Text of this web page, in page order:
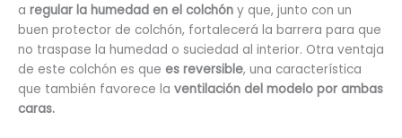
a regular la humedad en el colchón y que, junto con un
buen protector de colchón, fortalecerá la barrera para que
no traspase la humedad o suciedad al interior. Otra ventaja
de este colchón es que es reversible, una característica
que también favorece la ventilación del modelo por ambas
caras.